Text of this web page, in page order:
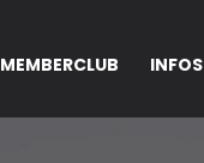
MEMBERCLUB INFOS